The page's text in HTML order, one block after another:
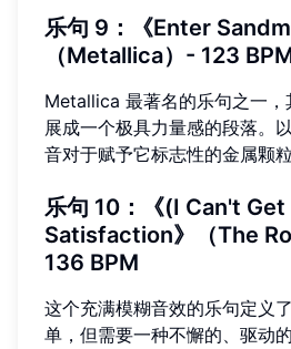
乐句 9：《Enter
（Metallica）- 123
Metallica 最著名的乐句之一，
展成一个极具力量感的段落。
音对于赋予它标志性的金属颗
乐句 10：《(I Can't Get
Satisfaction》（The
136 BPM
这个充满模糊音效的乐句定义
单，但需要一种不懈的、驱动